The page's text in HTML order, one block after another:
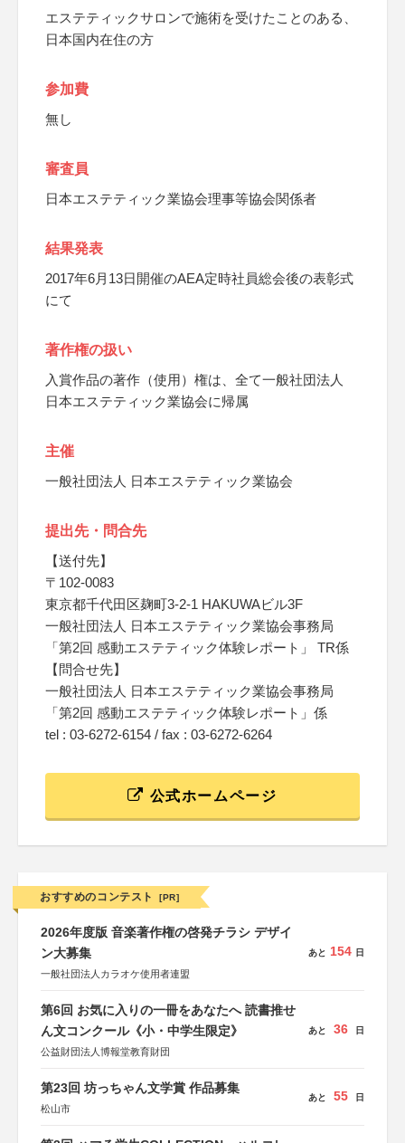
エステティックサロンで施術を受けたことのある、
日本国内在住の方
参加費
無し
審査員
日本エステティック業協会理事等協会関係者
結果発表
2017年6月13日開催のAEA定時社員総会後の表彰式
にて
著作権の扱い
入賞作品の著作（使用）権は、全て一般社団法人
日本エステティック業協会に帰属
主催
一般社団法人 日本エステティック業協会
提出先・問合先
【送付先】
〒102-0083
東京都千代田区麹町3-2-1 HAKUWAビル3F
一般社団法人 日本エステティック業協会事務局
「第2回 感動エステティック体験レポート」 TR係
【問合せ先】
一般社団法人 日本エステティック業協会事務局
「第2回 感動エステティック体験レポート」係
tel : 03-6272-6154 / fax : 03-6272-6264
公式ホームページ
おすすめのコンテスト [PR]
2026年度版 音楽著作権の啓発チラシ デザイ
ン大募集
一般社団法人カラオケ使用者連盟
あと 154 日
第6回 お気に入りの一冊をあなたへ 読書推せ
ん文コンクール《小・中学生限定》
公益財団法人博報堂教育財団
あと 36 日
第23回 坊っちゃん文学賞 作品募集
松山市
あと 55 日